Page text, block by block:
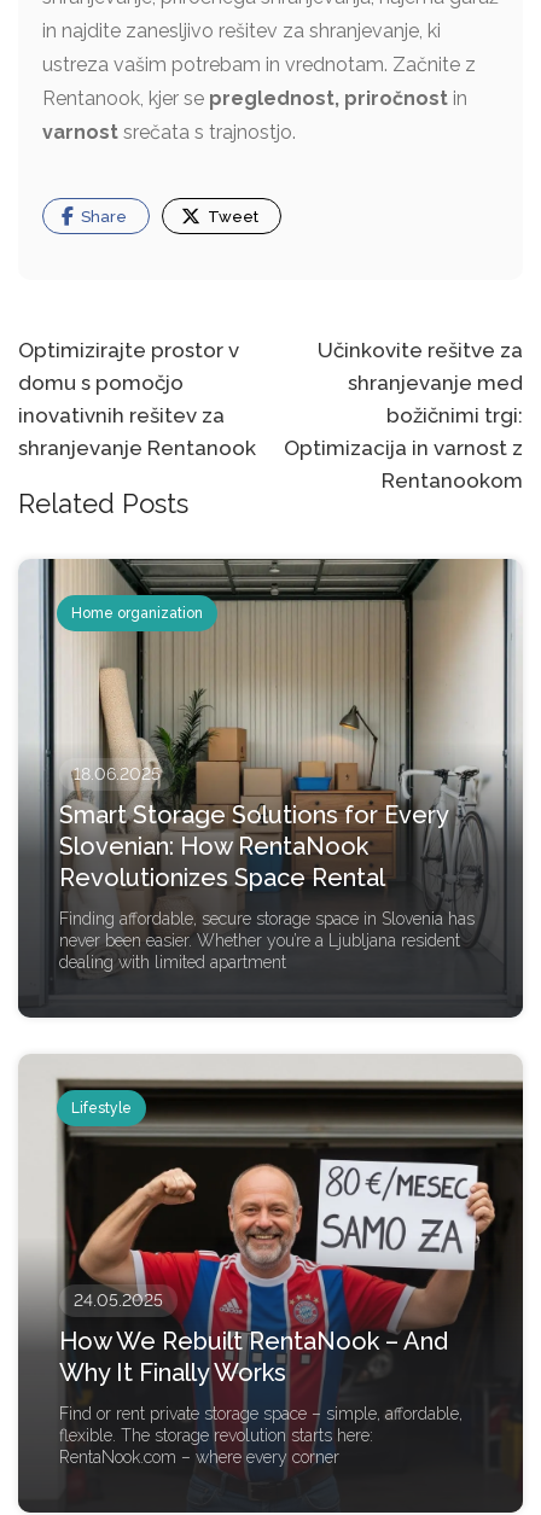
in najdite zanesljivo rešitev za shranjevanje, ki
ustreza vašim potrebam in vrednotam. Začnite z
Rentanook, kjer se preglednost, priročnost in
varnost srečata s trajnostjo.
Share Tweet
Post
navigation
Optimizirajte prostor v
domu s pomočjo
inovativnih rešitev za
shranjevanje Rentanook
Učinkovite rešitve za
shranjevanje med
božičnimi trgi:
Optimizacija in varnost z
Rentanookom
Related Posts
Home organization
18.06.2025
Smart Storage Solutions for Every
Slovenian: How RentaNook
Revolutionizes Space Rental
Finding affordable, secure storage space in Slovenia has
never been easier. Whether you’re a Ljubljana resident
dealing with limited apartment
Lifestyle
24.05.2025
How We Rebuilt RentaNook – And
Why It Finally Works
Find or rent private storage space – simple, affordable,
flexible. The storage revolution starts here:
RentaNook.com – where every corner